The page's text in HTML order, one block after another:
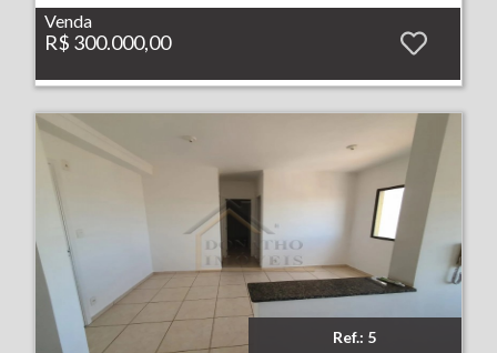
Venda
R$ 300.000,00
Imóvel: Apartamento - Vila Virgínia - Ribeirão Preto Ref.: 5